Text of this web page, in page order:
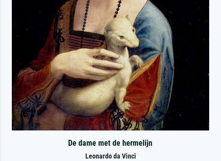
De dame met de hermelijn
Leonardo da Vinci